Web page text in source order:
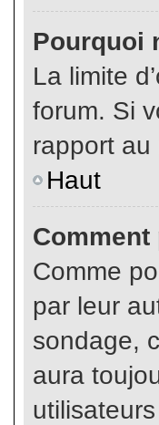
Pourquoi
La limite
forum. Si
rapport au
Haut
Comme
par leur
sondage,
aura